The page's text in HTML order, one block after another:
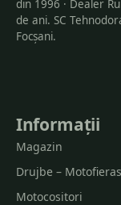
din 1996 · Dealer
de ani. SC
Focșani.
Informații
Magazin
Drujbe –
Motocositori